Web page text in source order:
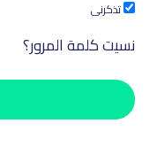
تذكرنى
نسيت كلمة المرور؟